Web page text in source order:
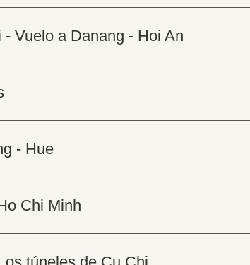
Vuelo a Danang - Hoi An
- Hue
Chi Minh